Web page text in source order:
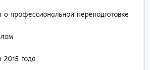
о профессиональной переподготовке
2015 года